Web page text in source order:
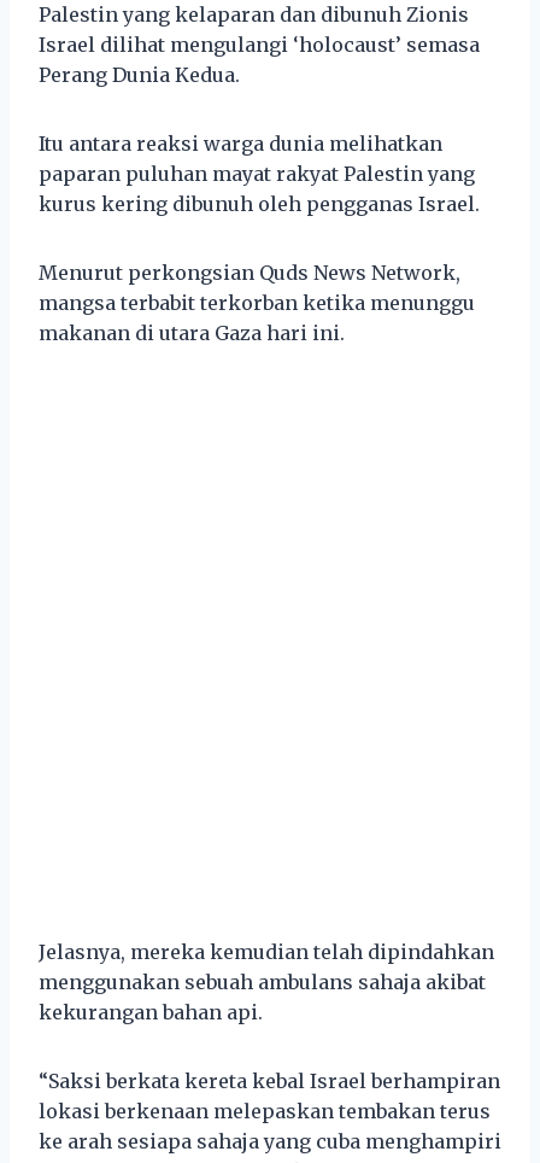
Palestin yang kelaparan dan dibunuh Zionis
Israel dilihat mengulangi ‘holocaust’ semasa
Perang Dunia Kedua.
Itu antara reaksi warga dunia melihatkan
paparan puluhan mayat rakyat Palestin yang
kurus kering dibunuh oleh pengganas Israel.
Menurut perkongsian Quds News Network,
mangsa terbabit terkorban ketika menunggu
makanan di utara Gaza hari ini.
Jelasnya, mereka kemudian telah dipindahkan
menggunakan sebuah ambulans sahaja akibat
kekurangan bahan api.
“Saksi berkata kereta kebal Israel berhampiran
lokasi berkenaan melepaskan tembakan terus
ke arah sesiapa sahaja yang cuba menghampiri